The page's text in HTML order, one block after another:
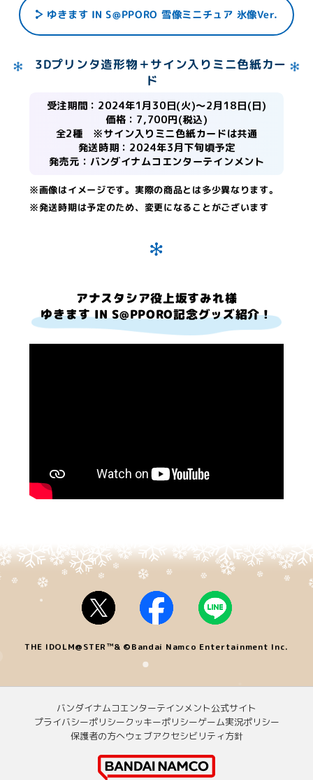
ゆきます IN S@PPORO 雪像ミニチュア 氷像Ver.
3Dプリンタ造形物＋サイン入りミニ色紙カー
ド
受注期間：2024年1月30日(火)～2月18日(日)
価格：7,700円(税込)
全2種 ※サイン入りミニ色紙カードは共通
発送時期：2024年3月下旬頃予定
発売元：バンダイナムコエンターテインメント
※画像はイメージです。実際の商品とは多少異なります。
※発送時期は予定のため、変更になることがございます
アナスタシア役上坂すみれ様
ゆきます IN S@PPORO記念グッズ紹介！
THE IDOLM@STER™& ©Bandai Namco Entertainment Inc.
バンダイナムコエンターテインメント公式サイト
プライバシーポリシークッキーポリシーゲーム実況ポリシー
保護者の方へウェブアクセシビリティ方針